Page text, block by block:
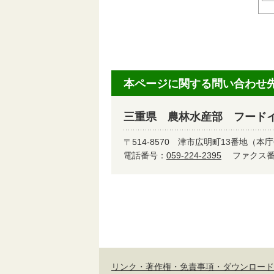
本ページに関する問い合わせ
三重県 農林水産部 フード
〒514-8570 津市広明町13番地（本庁
電話番号： 059-224-2395 ファクス
リンク・著作権・免責事項・ダウンロード